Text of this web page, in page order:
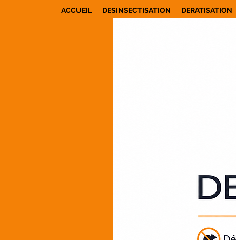
ACCUEIL DESINSECTISATION DERATISATION